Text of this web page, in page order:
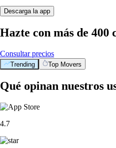
Descarga la app
Hazte con más de 400
Consultar precios
Trending Top Movers
Qué opinan nuestros
4.7